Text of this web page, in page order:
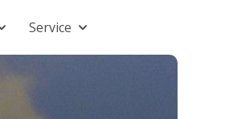
Service